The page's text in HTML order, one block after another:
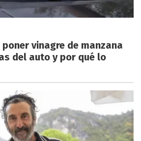
vinagre de manzana
del auto y por qué lo